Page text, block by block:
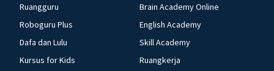
Ruangguru
Roboguru Plus
Dafa dan Lulu
Kursus for Kids
Brain Academy Online
English Academy
Skill Academy
Ruangkerja